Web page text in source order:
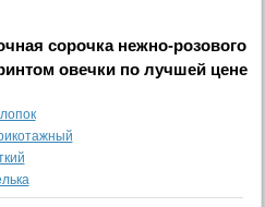
сорочка нежно-розового
овечки по лучшей цене